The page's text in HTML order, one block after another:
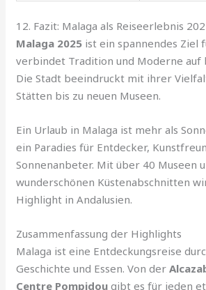
12. Fazit: Malaga als Reiseerlebnis
Malaga 2025 ist ein spannendes Ziel
verbindet Tradition und Moderne auf
Die Stadt beeindruckt mit ihrer
Stätten bis zu neuen Museen.
Ein Urlaub in Malaga ist mehr als
ein Paradies für Entdecker,
Sonnenanbeter. Mit über 40 Museen
wunderschönen Küstenabschnitten
Highlight in Andalusien.
Zusammenfassung der Highlights
Malaga ist eine Entdeckungsreise
Geschichte und Essen. Von der
Centre Pompidou gibt es für jeden